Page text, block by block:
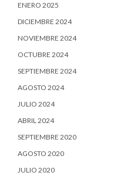
ENERO 2025
DICIEMBRE 2024
NOVIEMBRE 2024
OCTUBRE 2024
SEPTIEMBRE 2024
AGOSTO 2024
JULIO 2024
ABRIL 2024
SEPTIEMBRE 2020
AGOSTO 2020
JULIO 2020